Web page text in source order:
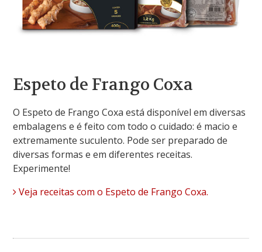
Espeto de Frango Coxa
O Espeto de Frango Coxa está disponível em diversas
embalagens e é feito com todo o cuidado: é macio e
extremamente suculento. Pode ser preparado de
diversas formas e em diferentes receitas.
Experimente!
Veja receitas com o Espeto de Frango Coxa.